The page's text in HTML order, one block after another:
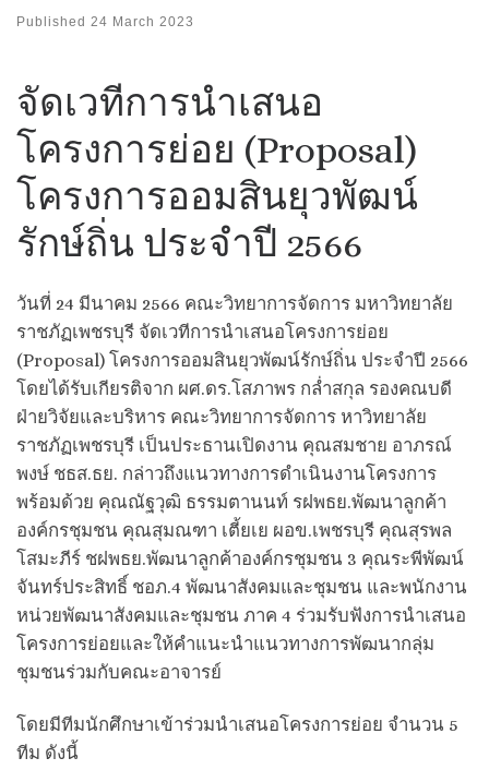
Published 24 March 2023
จัดเวทีการนำเสนอ
โครงการย่อย (Proposal)
โครงการออมสินยุวพัฒน์
รักษ์ถิ่น ประจำปี 2566
วันที่ 24 มีนาคม 2566 คณะวิทยาการจัดการ มหาวิทยาลัย
ราชภัฏเพชรบุรี จัดเวทีการนำเสนอโครงการย่อย
(Proposal) โครงการออมสินยุวพัฒน์รักษ์ถิ่น ประจำปี 2566
โดยได้รับเกียรติจาก ผศ.ดร.โสภาพร กล่ำสกุล รองคณบดี
ฝ่ายวิจัยและบริหาร คณะวิทยาการจัดการ หาวิทยาลัย
ราชภัฏเพชรบุรี เป็นประธานเปิดงาน คุณสมชาย อาภรณ์
พงษ์ ชธส.ธย. กล่าวถึงแนวทางการดำเนินงานโครงการ
พร้อมด้วย คุณณัฐวุฒิ ธรรมตานนท์ รฝพธย.พัฒนาลูกค้า
องค์กรชุมชน คุณสุมณฑา เตี้ยเย ผอข.เพชรบุรี คุณสุรพล
โสมะภีร์ ชฝพธย.พัฒนาลูกค้าองค์กรชุมชน 3 คุณระพีพัฒน์
จันทร์ประสิทธิ์ ชอภ.4 พัฒนาสังคมและชุมชน และพนักงาน
หน่วยพัฒนาสังคมและชุมชน ภาค 4 ร่วมรับฟังการนำเสนอ
โครงการย่อยและให้คำแนะนำแนวทางการพัฒนากลุ่ม
ชุมชนร่วมกับคณะอาจารย์
โดยมีทีมนักศึกษาเข้าร่วมนำเสนอโครงการย่อย จำนวน 5
ทีม ดังนี้